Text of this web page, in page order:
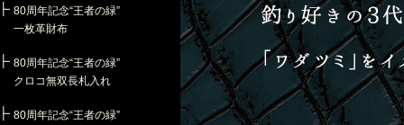
80周年記念“王者の緑”
一枚革財布
80周年記念“王者の緑”
クロコ無双長札入れ
80周年記念“王者の緑”